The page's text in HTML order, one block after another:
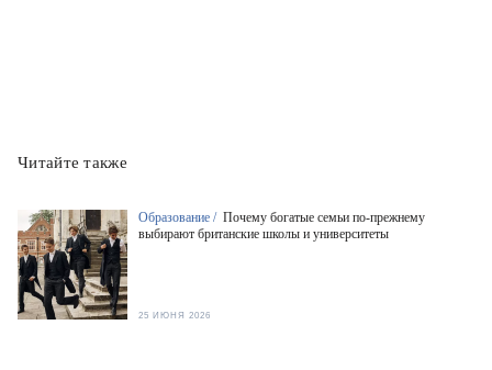
Читайте также
Образование / Почему богатые семьи по-прежнему
выбирают британские школы и университеты
25 ИЮНЯ 2026